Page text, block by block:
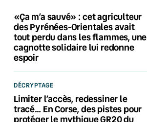
«Ça m’a sauvé» : cet agriculteur
des Pyrénées-Orientales avait
tout perdu dans les flammes, une
cagnotte solidaire lui redonne
espoir
DÉCRYPTAGE
Limiter l’accès, redessiner le
tracé… En Corse, des pistes pour
protéger le mythique GR20 du